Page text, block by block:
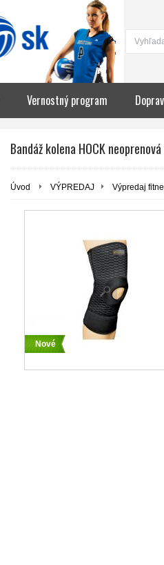
Vernostný program
Bandáž kolena HOCK
Úvod VÝPREDAJ Výpredaj
Nové